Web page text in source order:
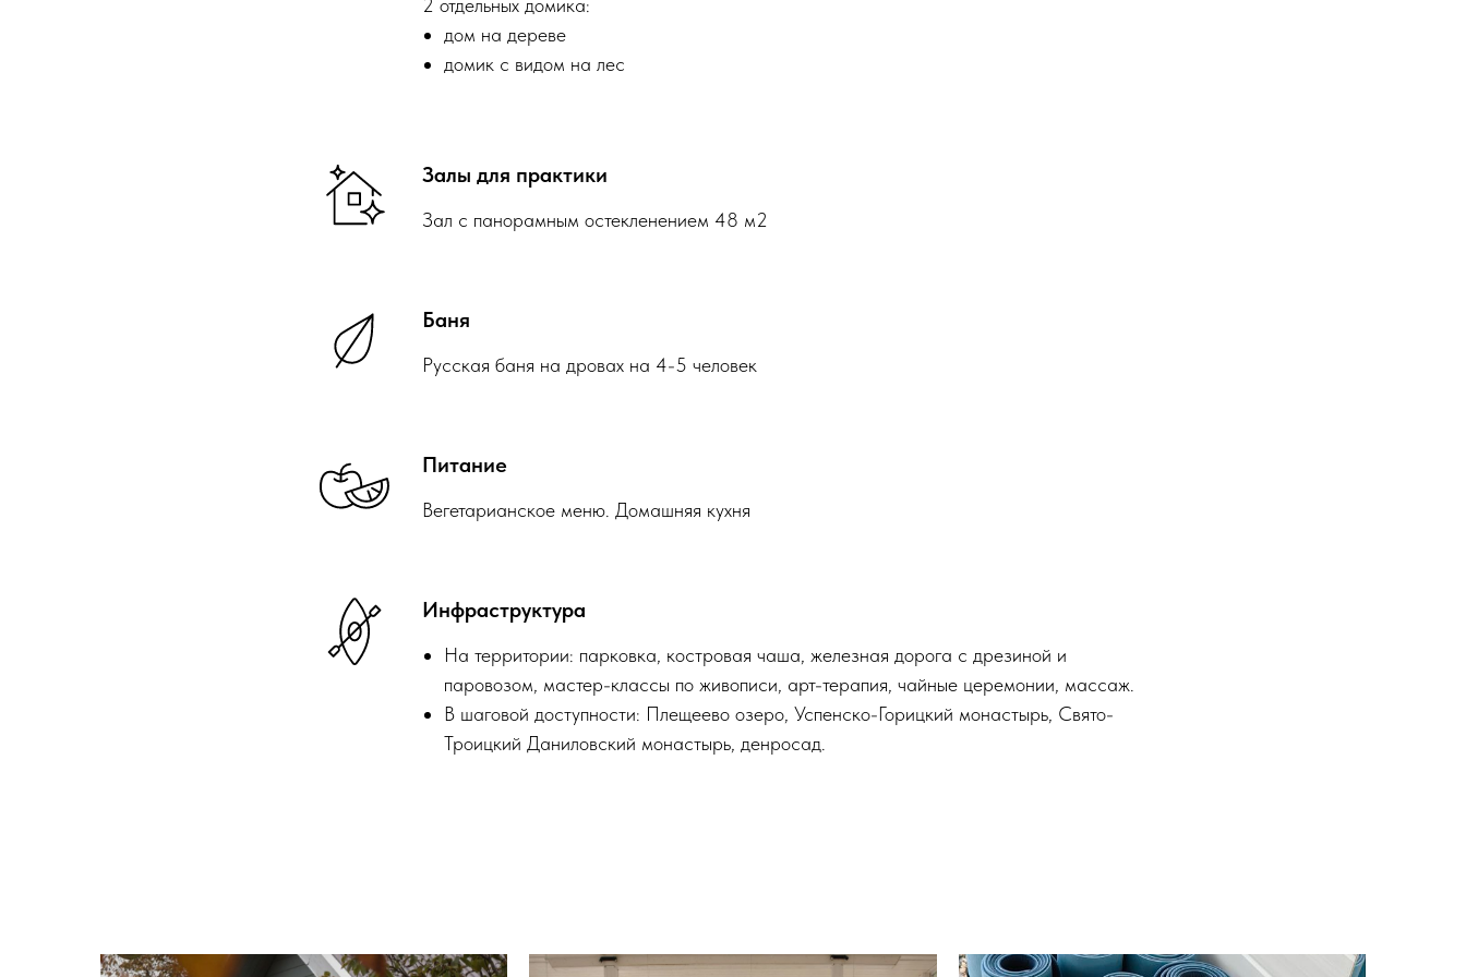
2 отдельных домика:
дом на дереве
домик с видом на лес
Залы для практики
Зал с панорамным остекленением 48 м2
Баня
Русская баня на дровах на 4-5 человек
Питание
Вегетарианское меню. Домашняя кухня
Инфраструктура
На территории: парковка, костровая чаша, железная дорога с дрезиной и
паровозом, мастер-классы по живописи, арт-терапия, чайные церемонии, массаж.
В шаговой доступности: Плещеево озеро, Успенско-Горицкий монастырь, Свято-
Троицкий Даниловский монастырь, денросад.